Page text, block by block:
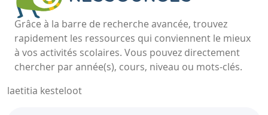
Grâce à la barre de recherche avancée, trouvez
rapidement les ressources qui conviennent le mieux
à vos activités scolaires. Vous pouvez directement
chercher par année(s), cours, niveau ou mots-clés.
laetitia kesteloot